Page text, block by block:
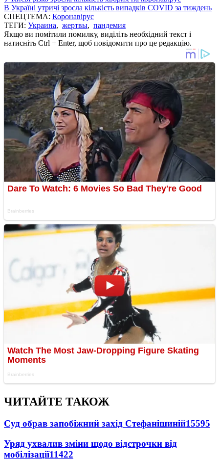
В Україні утричі зросла кількість випадків COVID за тиждень
СПЕЦТЕМА: Коронавірус
ТЕГИ: Украина, жертвы, пандемия
Якщо ви помітили помилку, виділіть необхідний текст і
натисніть Ctrl + Enter, щоб повідомити про це редакцію.
ЧИТАЙТЕ ТАКОЖ
Суд обрав запобіжний захід Стефанішиній15595
Уряд ухвалив зміни щодо відстрочки від
мобілізації11422